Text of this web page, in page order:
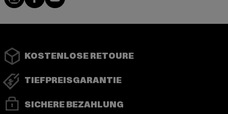
KOSTENLOSE RETOURE
TIEFPREISGARANTIE
SICHERE BEZAHLUNG